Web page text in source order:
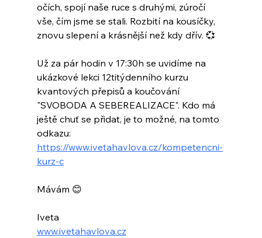
očích, spojí naše ruce s druhými, zúročí
vše, čím jsme se stali. Rozbití na kousíčky,
znovu slepení a krásnější než kdy dřív. 💞
Už za pár hodin v 17:30h se uvidíme na
ukázkové lekci 12titýdenního kurzu
kvantových přepisů a koučování
"SVOBODA A SEBEREALIZACE". Kdo má
ještě chuť se přidat, je to možné, na tomto
odkazu:
https://www.ivetahavlova.cz/kompetencni-
kurz-c
Mávám 😊
Iveta
www.ivetahavlova.cz